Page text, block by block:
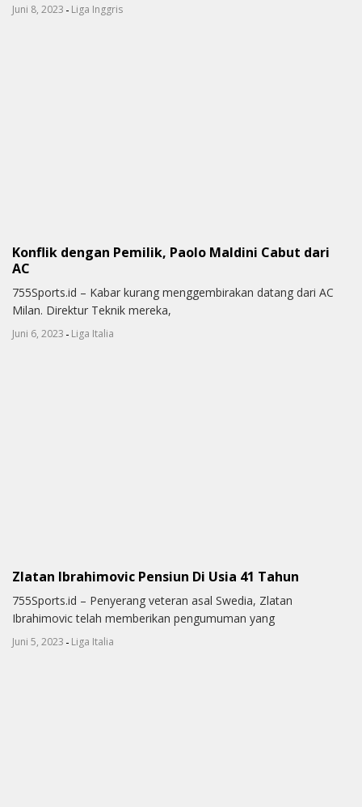
Juni 8, 2023 - Liga Inggris
Konflik dengan Pemilik, Paolo Maldini Cabut dari
AC
755Sports.id – Kabar kurang menggembirakan datang dari AC
Milan. Direktur Teknik mereka,
Juni 6, 2023 - Liga Italia
Zlatan Ibrahimovic Pensiun Di Usia 41 Tahun
755Sports.id – Penyerang veteran asal Swedia, Zlatan
Ibrahimovic telah memberikan pengumuman yang
Juni 5, 2023 - Liga Italia